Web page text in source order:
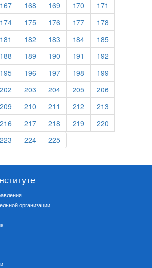
167 168 169 170
171
174 175 176 177
178
181 182 183 184
185
188 189 190 191
192
195 196 197 198
199
202 203 204 205
206
209 210 211 212
213
216 217 218 219
220
223 224 225
организации